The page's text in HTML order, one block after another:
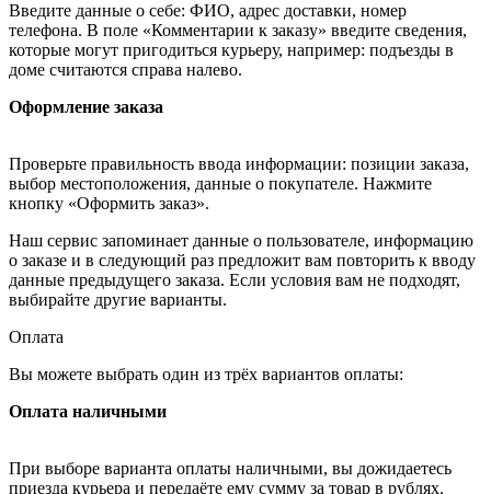
Введите данные о себе: ФИО, адрес доставки, номер
телефона. В поле «Комментарии к заказу» введите сведения,
которые могут пригодиться курьеру, например: подъезды в
доме считаются справа налево.
Оформление заказа
Проверьте правильность ввода информации: позиции заказа,
выбор местоположения, данные о покупателе. Нажмите
кнопку «Оформить заказ».
Наш сервис запоминает данные о пользователе, информацию
о заказе и в следующий раз предложит вам повторить к вводу
данные предыдущего заказа. Если условия вам не подходят,
выбирайте другие варианты.
Оплата
Вы можете выбрать один из трёх вариантов оплаты:
Оплата наличными
При выборе варианта оплаты наличными, вы дожидаетесь
приезда курьера и передаёте ему сумму за товар в рублях.